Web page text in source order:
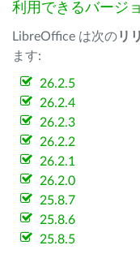
利用できるバージ
LibreOffice は次のリ
ます:
26.2.5
26.2.4
26.2.3
26.2.2
26.2.1
26.2.0
25.8.7
25.8.6
25.8.5